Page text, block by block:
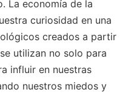
La economía de la
curiosidad en una
creados a partir
utilizan no solo para
influir en nuestras
nuestros miedos y